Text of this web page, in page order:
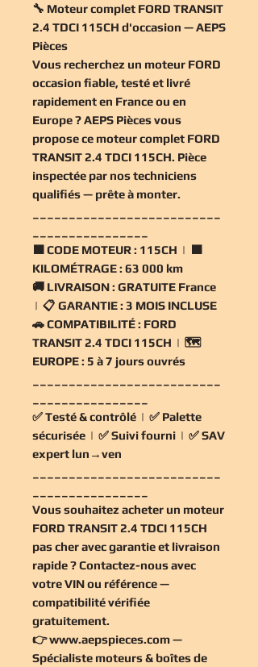
🔧 Moteur complet FORD TRANSIT
2.4 TDCI 115CH d'occasion — AEPS
Pièces
Vous recherchez un moteur FORD
occasion fiable, testé et livré
rapidement en France ou en
Europe ? AEPS Pièces vous
propose ce moteur complet FORD
TRANSIT 2.4 TDCI 115CH. Pièce
inspectée par nos techniciens
qualifiés — prête à monter.
🟧CODE MOTEUR : 115CH | 🟧
KILOMÉTRAGE : 63 000 km
🚚 LIVRAISON : GRATUITE France
| 📋 GARANTIE : 3 MOIS INCLUSE
🚗COMPATIBILITÉ : FORD
TRANSIT 2.4 TDCI 115CH | 🗺️
EUROPE : 5 à 7 jours ouvrés
✅Testé & contrôlé | ✅ Palette
sécurisée | ✅Suivi fourni | ✅SAV
expert lun→ven
Vous souhaitez acheter un moteur
FORD TRANSIT 2.4 TDCI 115CH
pas cheravec garantie et livraison
rapide ? Contactez-nous avec
votre VIN ou référence —
compatibilité vérifiée
gratuitement.
👉www.aepspieces.com—
Spécialiste moteurs & boîtes de